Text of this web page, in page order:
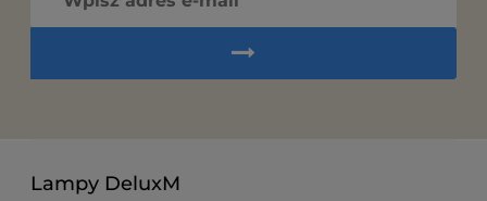
Lampy DeluxM